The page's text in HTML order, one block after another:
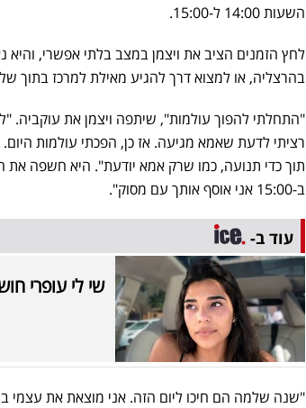
השעות 14:00 ל-15:00.
לחץ הזמנים הציב את ויצמן במצב בלתי אפשרי,
בהרצליה, או למצוא דרך להגיע מאילת למרכז בתוך
"התחלתי להפוך עולמות", שיתפה ויצמן את עוקביה.
רציתי לדעת שאמא מגיעה. אז כן, הפכתי עולמות
תוך כדי תנועה, כמו שרק אמא יודעת". היא חשפה
ב-15:00 אני אוסף אותך עם מסוק".
עוד ב-
שי לי עופרי
"שנה שלמה הם חיכו ליום הזה. אני מוצאת את עצמי